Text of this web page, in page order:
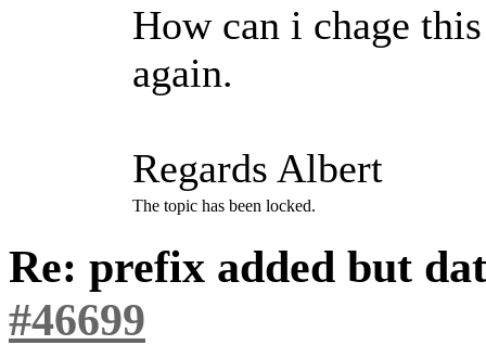
How can i chage
again.
Regards Albert
The topic has been locked.
Re: prefix added but
#46699